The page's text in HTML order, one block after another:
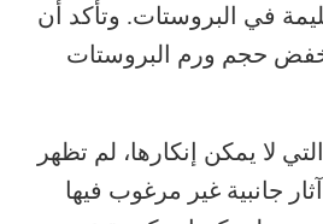
في البروستات. وتأكد أن
حجم ورم البروستات
لا يمكن إنكارها، لم تظهر
جانبية غير مرغوب فيها